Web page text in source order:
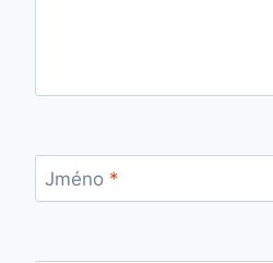
Jméno *